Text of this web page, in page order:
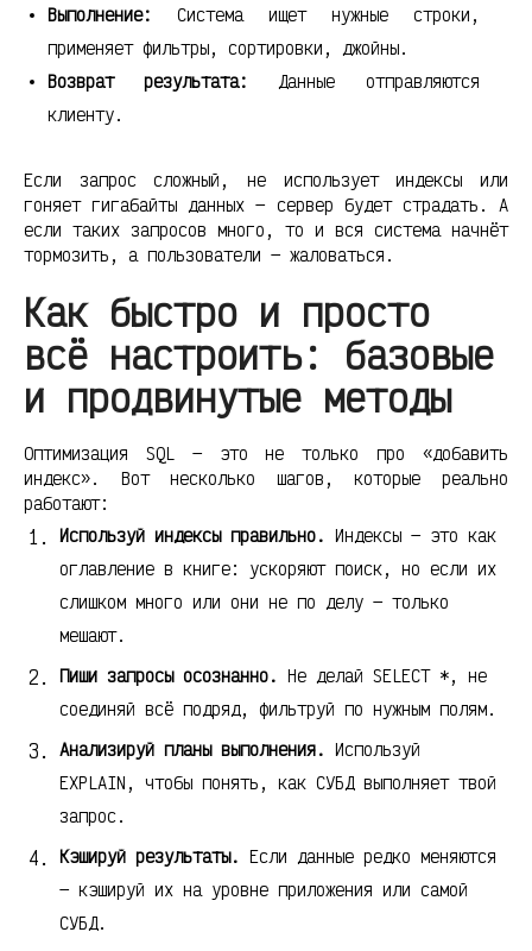
Выполнение:
Система ищет нужные строки,
применяет фильтры, сортировки, джойны.
Возврат результата:
Данные отправляются
клиенту.
Если запрос сложный, не использует индексы или
гоняет гигабайты данных — сервер будет страдать. А
если таких запросов много, то и вся система начнёт
тормозить, а пользователи — жаловаться.
Как быстро и просто
всё настроить: базовые
и продвинутые методы
Оптимизация SQL — это не только про «добавить
индекс». Вот несколько шагов, которые реально
работают:
Используй индексы правильно. Индексы — это как
оглавление в книге: ускоряют поиск, но если их
слишком много или они не по делу — только
мешают.
Пиши запросы осознанно. Не делай SELECT *, не
соединяй всё подряд, фильтруй по нужным полям.
Анализируй планы выполнения. Используй
EXPLAIN, чтобы понять, как СУБД выполняет твой
запрос.
Кэшируй результаты. Если данные редко меняются
— кэшируй их на уровне приложения или самой
СУБД.